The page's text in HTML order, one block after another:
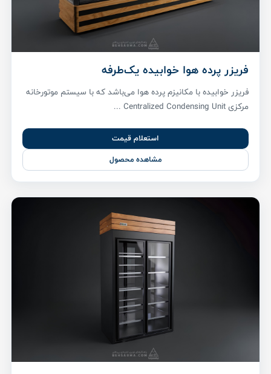
فریزر پرده هوا خوابیده یک‌طرفه
فریزر خوابیده با مکانیزم پرده هوا می‌باشد که با سیستم موتورخانه
مرکزی Centralized Condensing Unit ...
استعلام قیمت
مشاهده محصول